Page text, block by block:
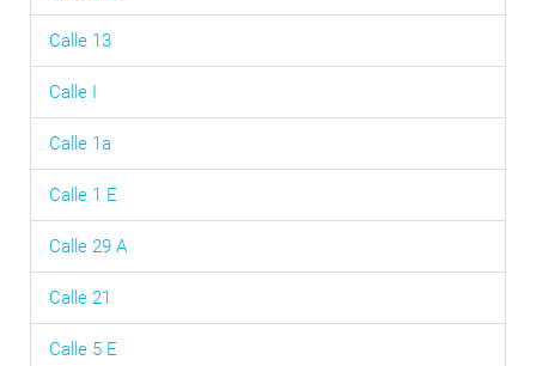
Calle 13
Calle I
Calle 1a
Calle 1 E
Calle 29 A
Calle 21
Calle 5 E